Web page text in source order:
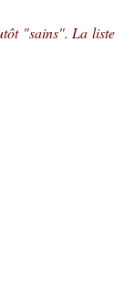
"sains". La liste